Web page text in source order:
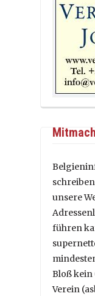
unsere
führen
Bloß kein
Verein